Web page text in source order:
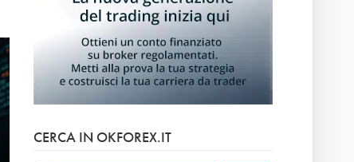
CERCA IN OKFOREX.IT